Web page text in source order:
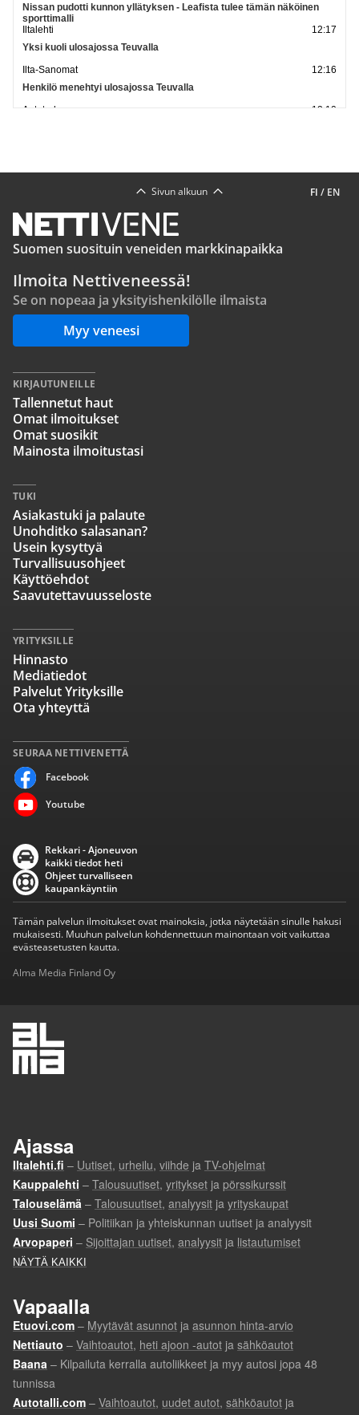
Nissan pudotti kunnon yllätyksen - Leafista tulee tämän näköinen
sporttimalli
Iltalehti
12:17
Yksi kuoli ulosajossa Teuvalla
Ilta-Sanomat
12:16
Henkilö menehtyi ulosajossa Teuvalla
Autotoday
12:10
FI / EN
Sivun alkuun
Suomen suosituin veneiden markkinapaikka
Ilmoita Nettiveneessä!
Se on nopeaa ja yksityishenkilölle ilmaista
Myy veneesi
SEURAA NETTIVENETTÄ
Facebook
Youtube
KIRJAUTUNEILLE
Tallennetut haut
Omat ilmoitukset
Omat suosikit
Mainosta ilmoitustasi
TUKI
Asiakastuki ja palaute
Unohditko salasanan?
Usein kysyttyä
Turvallisuusohjeet
Käyttöehdot
Saavutettavuusseloste
YRITYKSILLE
Hinnasto
Mediatiedot
Palvelut Yrityksille
Ota yhteyttä
Rekkari - Ajoneuvon
kaikki tiedot heti
Ohjeet turvalliseen
kaupankäyntiin
Tämän palvelun ilmoitukset ovat mainoksia, jotka näytetään sinulle hakusi
mukaisesti. Muuhun palvelun kohdennettuun mainontaan voit vaikuttaa
evästeasetusten kautta.
Alma Media Finland Oy